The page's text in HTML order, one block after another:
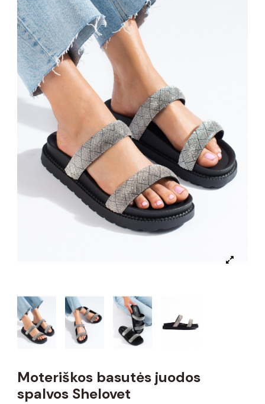
Moteriškos basutės juodos
spalvos Shelovet